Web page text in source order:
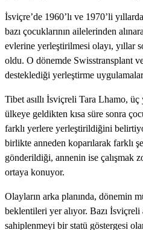
İsviçre’de 1960’lı ve 1970’li
bazı çocuklarının ailelerinden
evlerine yerleştirilmesi olayı, yıllar
oldu. O dönemde Swisstransplant
desteklediği yerleştirme
Tibet asıllı İsviçreli Tara Lhamo,
ülkeye geldikten kısa süre sonra
farklı yerlere yerleştirildiğini
birlikte anneden koparılarak farklı
gönderildiği, annenin ise çalışmak
ortaya konuyor.
Olayların arka planında, dönemin
beklentileri yer alıyor. Bazı
sahiplenmeyi bir statü göstergesi